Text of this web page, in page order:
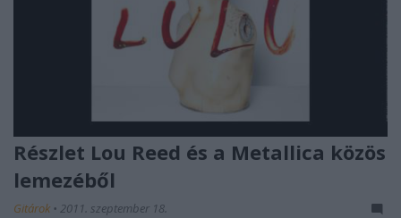
Részlet Lou Reed és a Metallica közös
lemezéből
Gitárok • 2011. szeptember 18.